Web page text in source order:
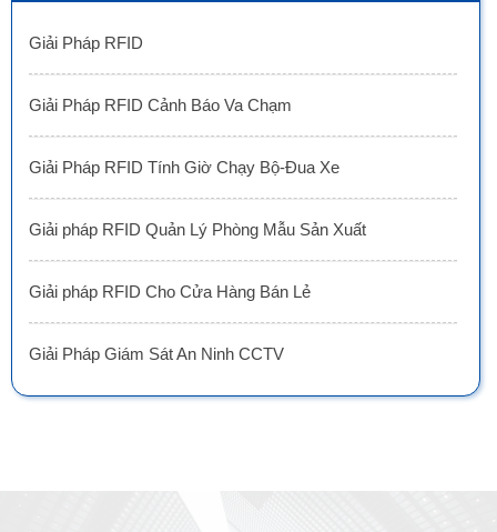
Giải Pháp RFID
Giải Pháp RFID Cảnh Báo Va Chạm
Giải Pháp RFID Tính Giờ Chạy Bộ-Đua Xe
Giải pháp RFID Quản Lý Phòng Mẫu Sản Xuất
Giải pháp RFID Cho Cửa Hàng Bán Lẻ
Giải Pháp Giám Sát An Ninh CCTV